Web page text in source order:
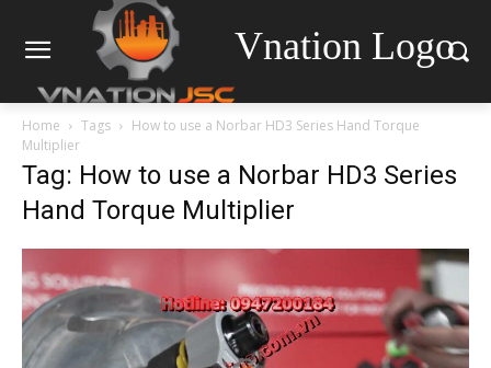
Vnation Logo
Home Tags
How to use a Norbar HD3 Series Hand Torque
Multiplier
Tag: How to use a Norbar HD3 Series
Hand Torque Multiplier